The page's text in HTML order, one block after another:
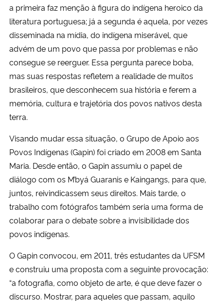
Planalto
a primeira faz menção à figura do indígena heroico da
literatura portuguesa; já a segunda é aquela, por vezes
disseminada na mídia, do indígena miserável, que
advém de um povo que passa por problemas e não
consegue se reerguer. Essa pergunta parece boba,
mas suas respostas refletem a realidade de muitos
brasileiros, que desconhecem sua história e ferem a
memória, cultura e trajetória dos povos nativos desta
terra.
Visando mudar essa situação, o Grupo de Apoio aos
Povos Indígenas (Gapin) foi criado em 2008 em Santa
Maria. Desde então, o Gapin assumiu o papel de
diálogo com os M’byá Guaranis e Kaingangs, para que,
juntos, reivindicassem seus direitos. Mais tarde, o
trabalho com fotógrafos também seria uma forma de
colaborar para o debate sobre a invisibilidade dos
povos indígenas.
O Gapin convocou, em 2011, três estudantes da UFSM
e construiu uma proposta com a seguinte provocação:
“a fotografia, como objeto de arte, é que deve fazer o
discurso. Mostrar, para aqueles que passam, aquilo